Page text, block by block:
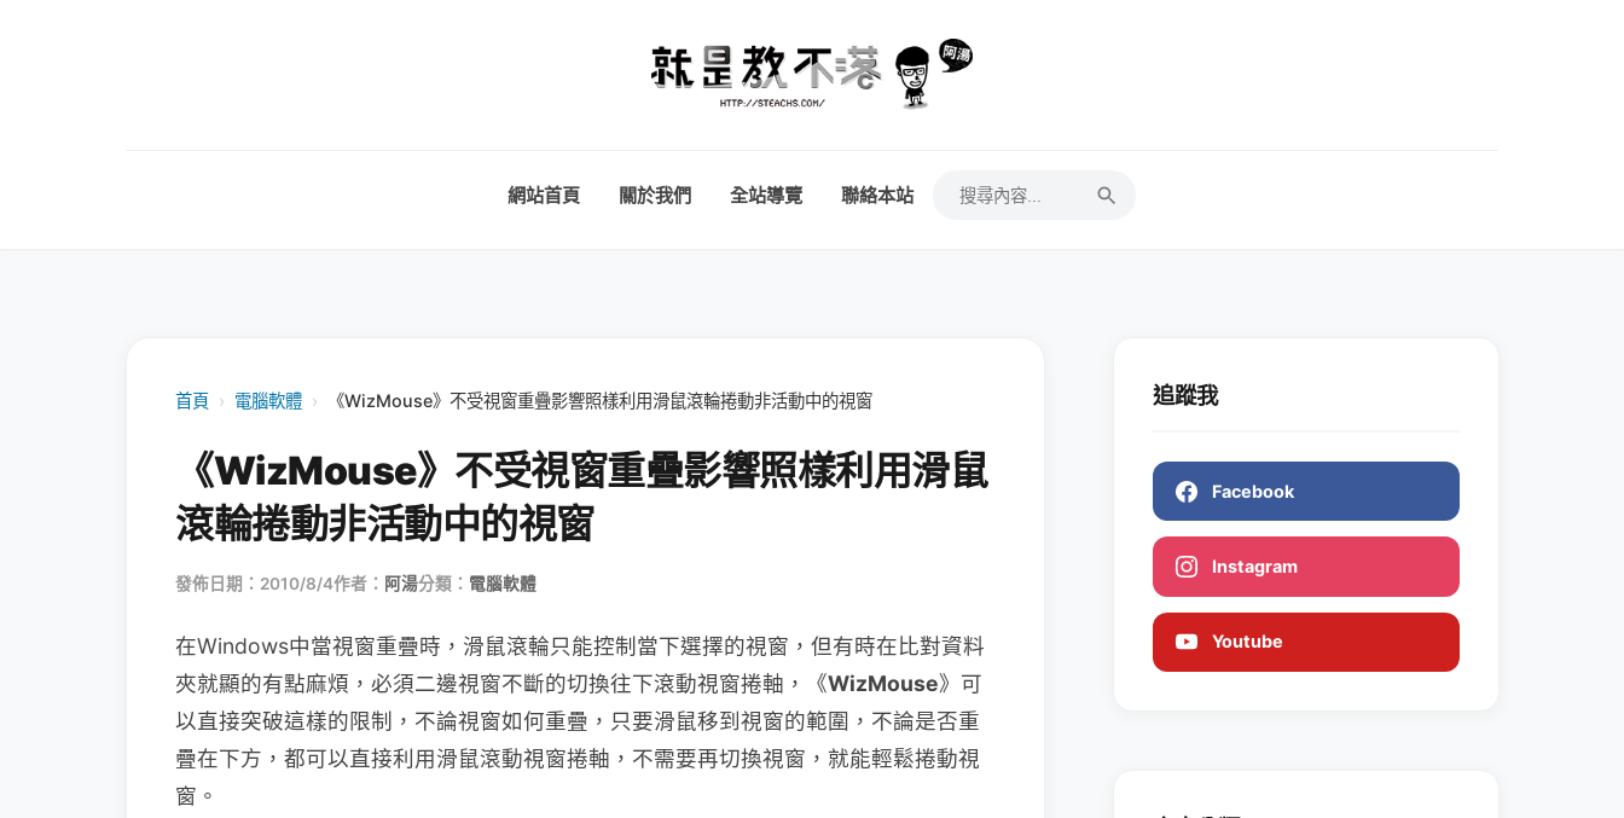
網站首頁 關於我們 全站導覽 聯絡本站
首頁 › 電腦軟體 › 《WizMouse》不受視窗重疊影響照樣利用滑鼠滾輪捲動非活動中的視窗
《WizMouse》不受視窗重疊影響照樣利用滑鼠
滾輪捲動非活動中的視窗
發佈日期：2010/8/4作者： 阿湯分類： 電腦軟體
在Windows中當視窗重疊時，滑鼠滾輪只能控制當下選擇的視窗，但有時在比對資料
夾就顯的有點麻煩，必須二邊視窗不斷的切換往下滾動視窗捲軸，《WizMouse》可
以直接突破這樣的限制，不論視窗如何重疊，只要滑鼠移到視窗的範圍，不論是否重
疊在下方，都可以直接利用滑鼠滾動視窗捲軸，不需要再切換視窗，就能輕鬆捲動視
窗。
追蹤我
Facebook
Instagram
Youtube